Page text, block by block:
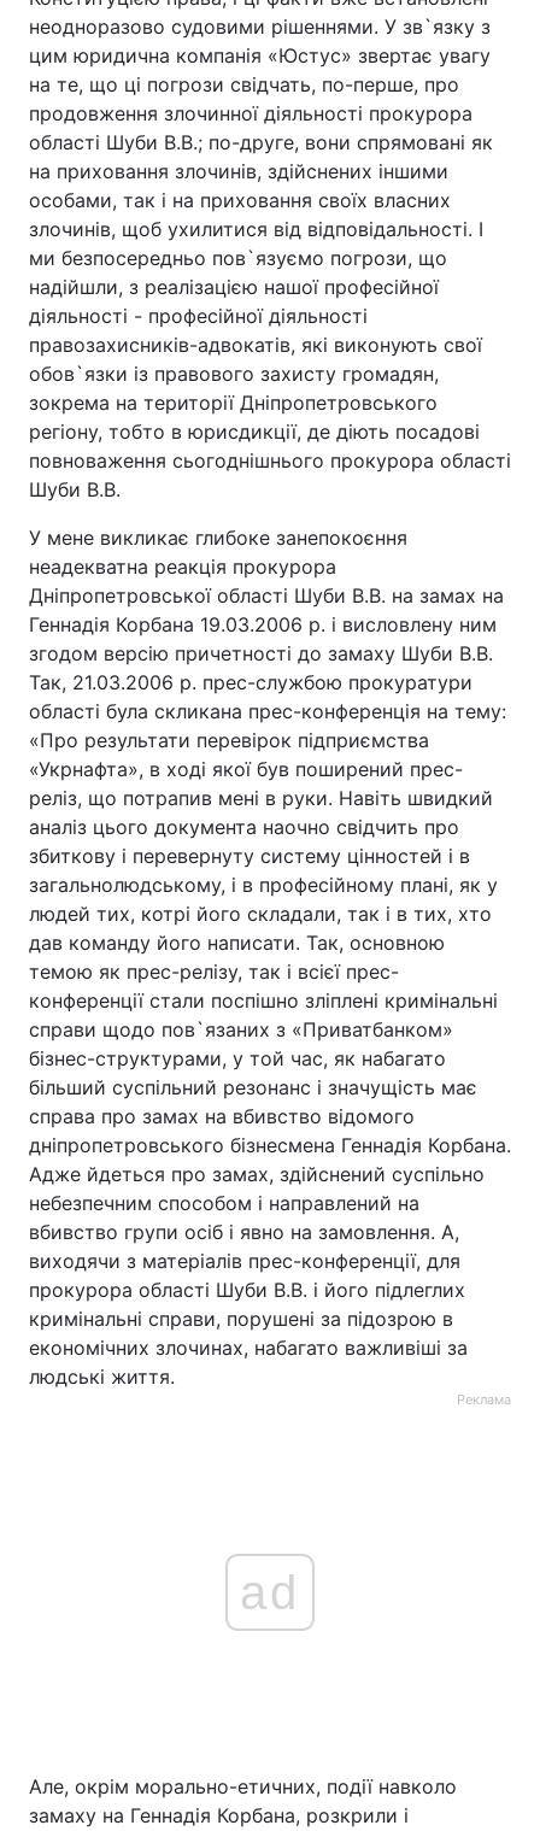
неодноразово судовими рішеннями. У зв`язку з
цим юридична компанія «Юстус» звертає увагу
на те, що ці погрози свідчать, по-перше, про
продовження злочинної діяльності прокурора
області Шуби В.В.; по-друге, вони спрямовані як
на приховання злочинів, здійснених іншими
особами, так і на приховання своїх власних
злочинів, щоб ухилитися від відповідальності. І
ми безпосередньо пов`язуємо погрози, що
надійшли, з реалізацією нашої професійної
діяльності - професійної діяльності
правозахисників-адвокатів, які виконують свої
обов`язки із правового захисту громадян,
зокрема на території Дніпропетровського
регіону, тобто в юрисдикції, де діють посадові
повноваження сьогоднішнього прокурора області
Шуби В.В.
У мене викликає глибоке занепокоєння
неадекватна реакція прокурора
Дніпропетровської області Шуби В.В. на замах на
Геннадія Корбана 19.03.2006 р. і висловлену ним
згодом версію причетності до замаху Шуби В.В.
Так, 21.03.2006 р. прес-службою прокуратури
області була скликана прес-конференція на тему:
«Про результати перевірок підприємства
«Укрнафта», в ході якої був поширений прес-
реліз, що потрапив мені в руки. Навіть швидкий
аналіз цього документа наочно свідчить про
збиткову і перевернуту систему цінностей і в
загальнолюдському, і в професійному плані, як у
людей тих, котрі його складали, так і в тих, хто
дав команду його написати. Так, основною
темою як прес-релізу, так і всієї прес-
конференції стали поспішно зліплені кримінальні
справи щодо пов`язаних з «Приватбанком»
бізнес-структурами, у той час, як набагато
більший суспільний резонанс і значущість має
справа про замах на вбивство відомого
дніпропетровського бізнесмена Геннадія Корбана.
Адже йдеться про замах, здійснений суспільно
небезпечним способом і направлений на
вбивство групи осіб і явно на замовлення. А,
виходячи з матеріалів прес-конференції, для
прокурора області Шуби В.В. і його підлеглих
кримінальні справи, порушені за підозрою в
економічних злочинах, набагато важливіші за
людські життя.
Реклама
ad
Але, окрім морально-етичних, події навколо
замаху на Геннадія Корбана, розкрили і